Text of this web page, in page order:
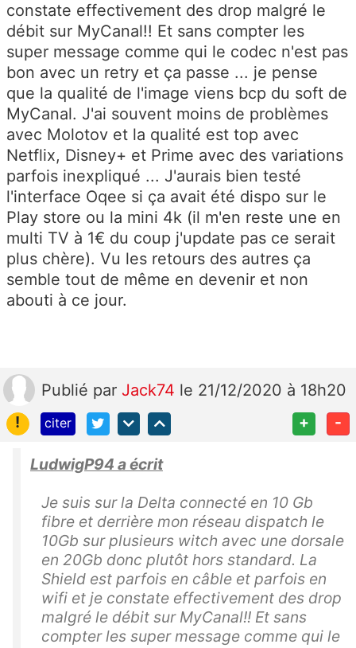
constate effectivement des drop malgré le
débit sur MyCanal!! Et sans compter les
super message comme qui le codec n'est pas
bon avec un retry et ça passe ... je pense
que la qualité de l'image viens bcp du soft de
MyCanal. J'ai souvent moins de problèmes
avec Molotov et la qualité est top avec
Netflix, Disney+ et Prime avec des variations
parfois inexpliqué ... J'aurais bien testé
l'interface Oqee si ça avait été dispo sur le
Play store ou la mini 4k (il m'en reste une en
multi TV à 1€ du coup j'update pas ce serait
plus chère). Vu les retours des autres ça
semble tout de même en devenir et non
abouti à ce jour.
Publié par Jack74 le 21/12/2020 à 18h20
!
citer + -
LudwigP94 a écrit
Je suis sur la Delta connecté en 10 Gb
fibre et derrière mon réseau dispatch le
10Gb sur plusieurs witch avec une dorsale
en 20Gb donc plutôt hors standard. La
Shield est parfois en câble et parfois en
wifi et je constate effectivement des drop
malgré le débit sur MyCanal!! Et sans
compter les super message comme qui le